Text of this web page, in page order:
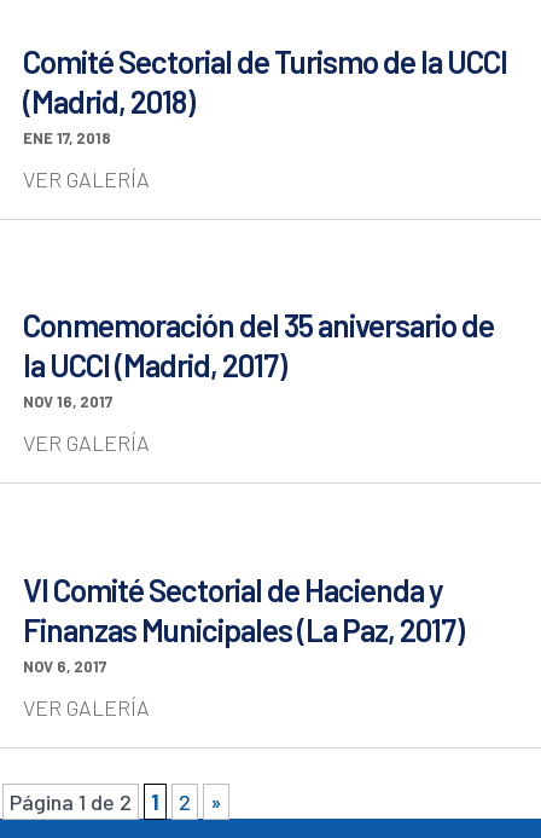
Comité Sectorial de Turismo de la UCCI
(Madrid, 2018)
ENE 17, 2018
VER GALERÍA
Conmemoración del 35 aniversario de
la UCCI (Madrid, 2017)
NOV 16, 2017
VER GALERÍA
VI Comité Sectorial de Hacienda y
Finanzas Municipales (La Paz, 2017)
NOV 6, 2017
VER GALERÍA
Página 1 de 2 1 2 »